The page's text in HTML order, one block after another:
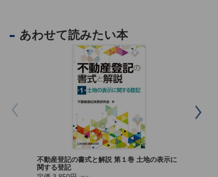
あわせて読みたい本
不動産登記の書式と解説 第１巻 土地の表示に
関する登記